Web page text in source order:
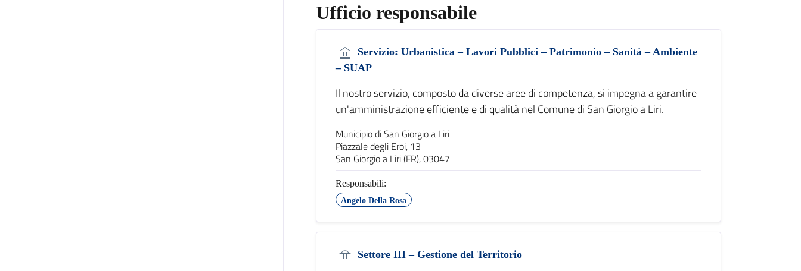
Ufficio responsabile
Servizio: Urbanistica – Lavori Pubblici – Patrimonio – Sanità – Ambiente
– SUAP
Il nostro servizio, composto da diverse aree di competenza, si impegna a garantire
un'amministrazione efficiente e di qualità nel Comune di San Giorgio a Liri.
Municipio di San Giorgio a Liri
Piazzale degli Eroi, 13
San Giorgio a Liri (FR), 03047
Responsabili:
Angelo Della Rosa
Settore III – Gestione del Territorio